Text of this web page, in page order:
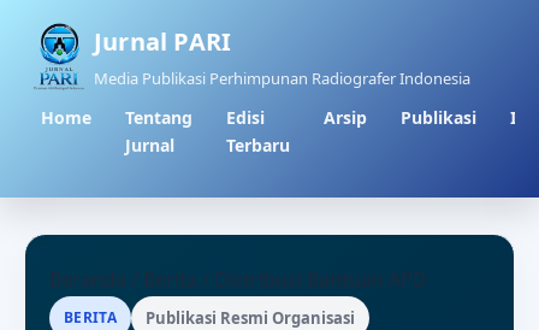
Jurnal PARI
Media Publikasi Perhimpunan Radiografer Indonesia
Home
Tentang
Jurnal
Edisi
Terbaru
Arsip Publikasi
Beranda / Berita / Distribusi Bantuan APD
BERITA Publikasi Resmi Organisasi